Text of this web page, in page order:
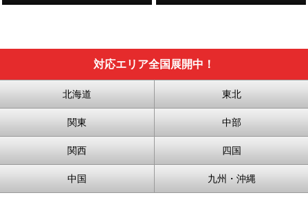
対応エリア全国展開中！
北海道 東北
関東 中部
関西 四国
中国 九州・沖縄